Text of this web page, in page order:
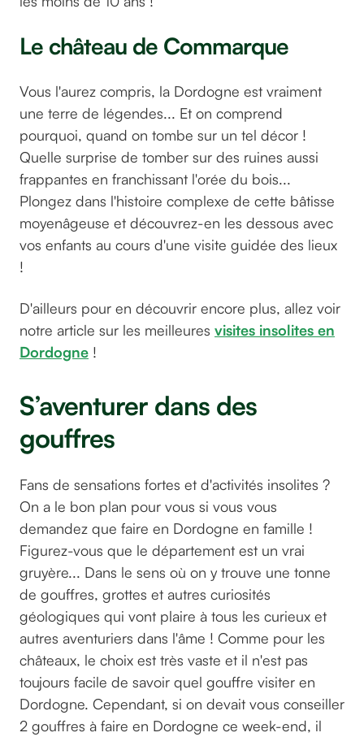
Le château de Commarque
Vous l'aurez compris, la Dordogne est vraiment
une terre de légendes... Et on comprend
pourquoi, quand on tombe sur un tel décor !
Quelle surprise de tomber sur des ruines aussi
frappantes en franchissant l'orée du bois...
Plongez dans l'histoire complexe de cette bâtisse
moyenâgeuse et découvrez-en les dessous avec
vos enfants au cours d'une visite guidée des lieux
!
D'ailleurs pour en découvrir encore plus, allez voir
notre article sur les meilleures visites insolites en
Dordogne !
S’aventurer dans des
gouffres
Fans de sensations fortes et d'activités insolites ?
On a le bon plan pour vous si vous vous
demandez que faire en Dordogne en famille !
Figurez-vous que le département est un vrai
gruyère... Dans le sens où on y trouve une tonne
de gouffres, grottes et autres curiosités
géologiques qui vont plaire à tous les curieux et
autres aventuriers dans l'âme ! Comme pour les
châteaux, le choix est très vaste et il n'est pas
toujours facile de savoir quel gouffre visiter en
Dordogne. Cependant, si on devait vous conseiller
2 gouffres à faire en Dordogne ce week-end, il